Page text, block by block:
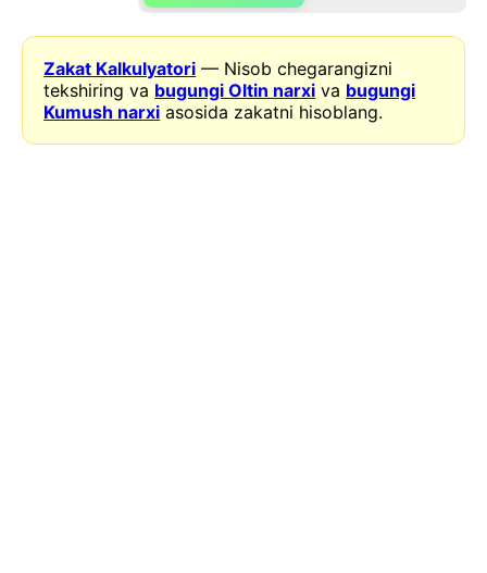
Zakat Kalkulyatori — Nisob chegarangizni
tekshiring va bugungi Oltin narxi va bugungi
Kumush narxi asosida zakatni hisoblang.